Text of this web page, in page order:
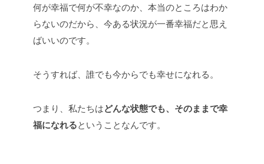
何が幸福で何が不幸なのか、本当のところはわか
らないのだから、今ある状況が一番幸福だと思え
ばいいのです。
そうすれば、誰でも今からでも幸せになれる。
つまり、私たちはどんな状態でも、そのままで幸
福になれるということなんです。